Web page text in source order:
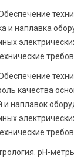
и наплавка
качества
и наплавок
pH-